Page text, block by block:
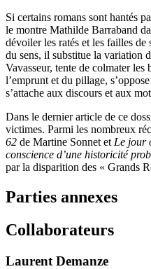
Si certains romans sont hantés
le montre Mathilde Barraband
dévoiler les ratés et les failles
du sens, il substitue la variation
Vavasseur, tente de colmater
l’emprunt et du pillage,
s’attache aux discours et aux
Dans le dernier article de ce
victimes. Parmi les nombreux
62 de Martine Sonnet et Le jour
conscience d’une historicité
par la disparition des « Grands
Parties annexes
Collaborateurs
Laurent Demanze